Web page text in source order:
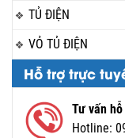
TỦ ĐIỆN
VỎ TỦ ĐIỆN
Hỗ trợ trực
Tư vấn
Hotline: